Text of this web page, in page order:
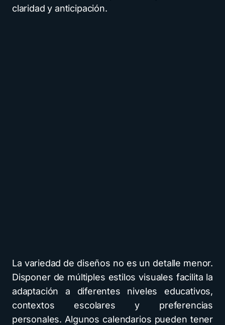
claridad y anticipación.
La variedad de diseños no es un detalle menor.
Disponer de múltiples estilos visuales facilita la
adaptación a diferentes niveles educativos,
contextos escolares y preferencias
personales. Algunos calendarios pueden tener